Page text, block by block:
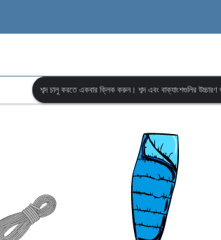
শব্দ চালু করতে একবার ক্লিক করুন। শব্দ এবং বাক্যাংশগুলির